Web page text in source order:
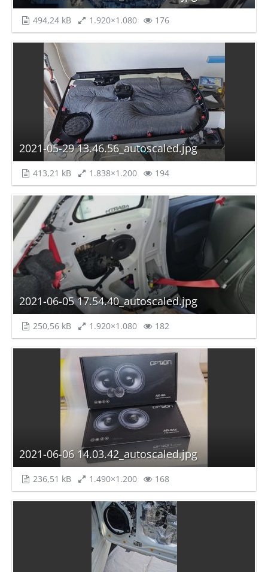
494,24 kB 1.920×1.080 176
2021-05-29 13.46.56_autoscaled.jpg
413,21 kB 1.838×1.200 194
2021-06-05 17.54.40_autoscaled.jpg
250,56 kB 1.920×1.080 182
2021-06-06 14.03.42_autoscaled.jpg
236,51 kB 1.490×1.200 168